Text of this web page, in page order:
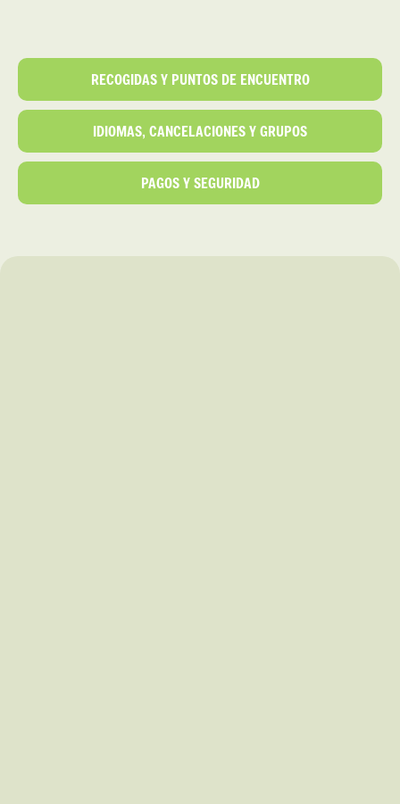
RECOGIDAS Y PUNTOS DE ENCUENTRO
IDIOMAS, CANCELACIONES Y GRUPOS
PAGOS Y SEGURIDAD